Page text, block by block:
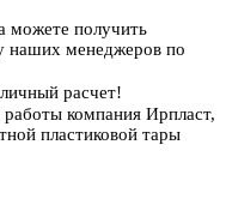
можете получить
наших менеджеров по
расчет!
компания Ирпласт,
пластиковой тары